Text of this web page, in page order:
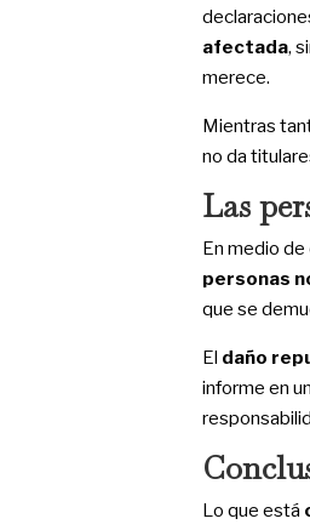
afectada,
merece.
Mientras
no da
Las
En medio
personas
que se
El daño
informe en
Lo que está